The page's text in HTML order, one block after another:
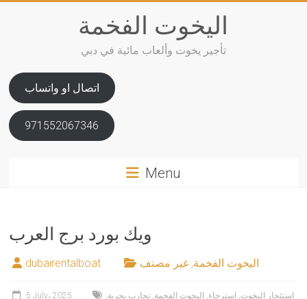
اليخوت الفخمة
تأجير يخوت وألعاب مائية في دبي
اتصال او واتساب
971552067346
Menu
ويك بورد برج العرب
dubairentalboat اليخوت الفخمة, غير مصنف
5 July، 2025 استئجار اليخوت, استرخاء, اليخوت الفخمة, تجارب بحرية,